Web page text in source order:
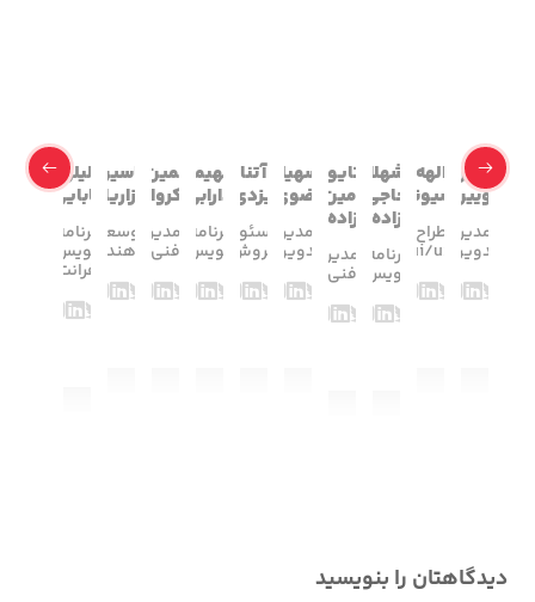
مرجان
رویین
مدیر
تدوین
الهه
اسیوند
طراح
ui/ux
شهلا
حاجی
زاده
برنامه
نویس
کتایون
امین
زاده
مدیر
فنی
سهیلا
رضوی
مدیر
تدوین
آتنا
یزدی
مسئول
فروش
فهیمه
دارابی
برنامه
نویس
ثمین
پاکروان
مدیر
فنی
یاسین
هزاریان
توسعه
دهنده
لیلی
بابایی
برنامه
نویس
فرانت
دیدگاهتان را بنویسید